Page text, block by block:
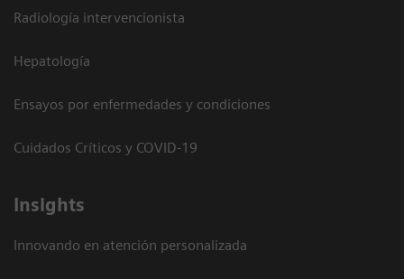
Radiología intervencionista
Hepatología
Ensayos por enfermedades y condiciones
Cuidados Críticos y COVID-19
Insights
Innovando en atención personalizada